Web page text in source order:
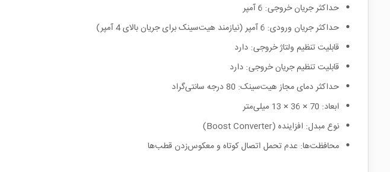
حداکثر جریان خروجی: 6 آمپر
حداکثر جریان ورودی: 6 آمپر (نیازمند هیت‌سینک برای جریان بالای 4 آمپر)
قابلیت تنظیم ولتاژ خروجی: دارد
قابلیت تنظیم جریان خروجی: دارد
حداکثر دمای مجاز هیت‌سینک: 80 درجه سانتی‌گراد
ابعاد: 70 × 36 × 13 میلی‌متر
نوع مبدل: افزاینده (Boost Converter)
محافظت‌ها: عدم تحمل اتصال کوتاه و معکوس‌زدن قطب‌ها